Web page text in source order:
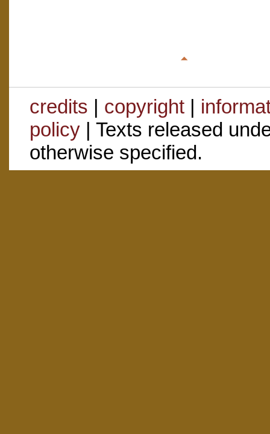
credits | copyright|
policy| Texts released
otherwise specified.